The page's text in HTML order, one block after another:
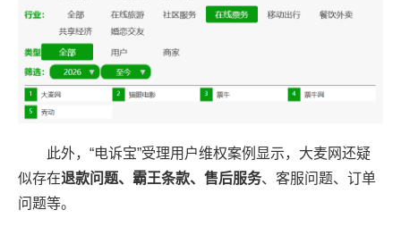
此外，“电诉宝”受理用户维权案例显示，大麦网还疑
似存在退款问题、霸王条款、售后服务、客服问题、订单
问题等。